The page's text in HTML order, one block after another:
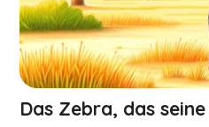
Das Zebra, das